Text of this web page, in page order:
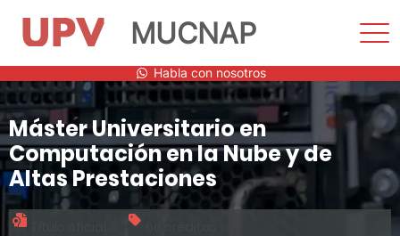
al
contenido
MUCNAP
Habla con nosotros
Máster Universitario en
Computación en la Nube y de
Altas Prestaciones